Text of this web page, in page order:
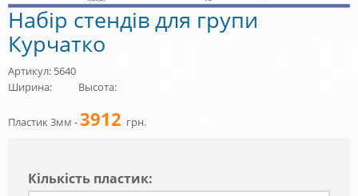
Набір стендів для групи
Курчатко
Артикул: 5640
Ширина:
Высота:
Пластик 3мм -3912 грн.
Кiлькiсть пластик: